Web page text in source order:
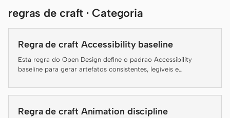
Claude Code
OpenCode
Gemini CLI
Qwen Code
regras de craft · Categoria
Regra de craft Accessibility baseline
Esta regra do Open Design define o padrao Accessibility
baseline para gerar artefatos consistentes, legiveis e
Regra de craft Animation discipline